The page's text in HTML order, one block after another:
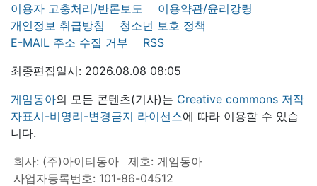
이용자 고충처리/반론보도
이용약관/윤리강령
개인정보 취급방침
청소년 보호 정책
E-MAIL 주소 수집 거부
RSS
최종편집일시: 2026.08.08 08:05
게임동아의 모든 콘텐츠(기사)는 Creative commons 저작
자표시-비영리-변경금지 라이선스에 따라 이용할 수 있습
니다.
회사: (주)아이티동아
제호: 게임동아
사업자등록번호: 101-86-04512